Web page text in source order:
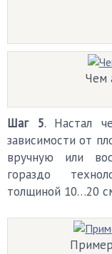
Чем
Шаг 5. Настал
зависимости от
вручную или
гораздо
толщиной 10…20